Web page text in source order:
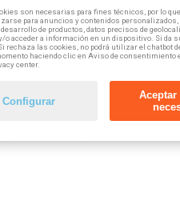
en el buscador de nuestra
son necesarias para fines técnicos, por lo
para anuncios y contenidos
de productos, datos precisos de
o acceder a información en un dispositivo. Si da
rechaza las cookies, no podrá utilizar el chatbot
haciendo clic en Aviso de consentimiento
center.
Configurar